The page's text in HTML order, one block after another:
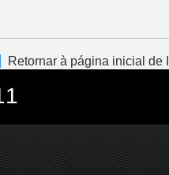
Retornar à página inicial de